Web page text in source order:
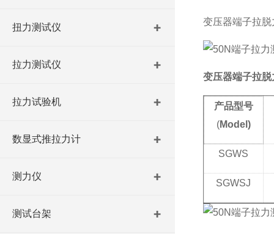
扭力测试仪
拉力测试仪
拉力试验机
数显式推拉力计
测力仪
测试台架
变压器端子拉
变压器端子拉脱
产品型号
(Model)
SGWS
SGWSJ